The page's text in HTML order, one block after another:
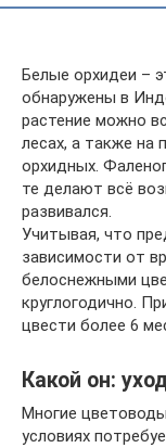
Белые орхидеи –
обнаружены в
растение можно
лесах, а также на
орхидных.
те делают всё
развивался.
Учитывая, что
зависимости от
белоснежными
круглогодично.
цвести более 6
Какой он:
Многие
условиях